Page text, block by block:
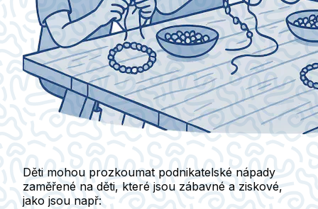
Děti mohou prozkoumat podnikatelské nápady
zaměřené na děti, které jsou zábavné a ziskové,
jako jsou např: